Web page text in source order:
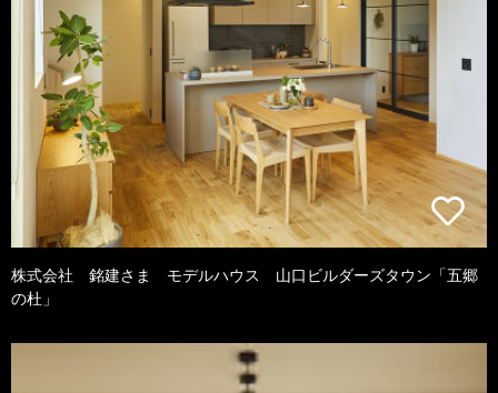
株式会社 銘建さま モデルハウス 山口ビルダーズタウン「五郷
の杜」